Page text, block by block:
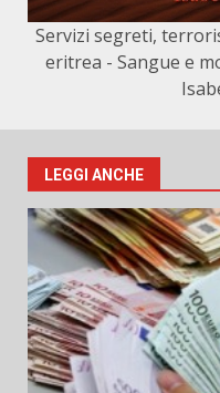
Servizi segreti,
eritrea - Sangue e
LEGGI ANCHE